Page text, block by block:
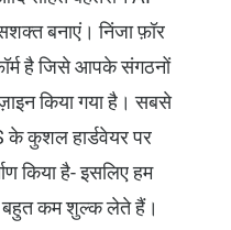
बनाएं। निंजा फ़ॉर
है जिसे आपके संगठनों
किया गया है। सबसे
के कुशल हार्डवेयर पर
किया है- इसलिए हम
बहुत कम शुल्क लेते हैं।